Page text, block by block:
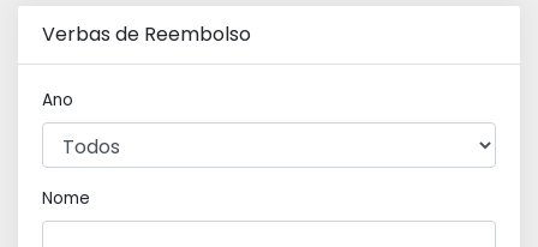
Verbas de Reembolso
Ano
Nome